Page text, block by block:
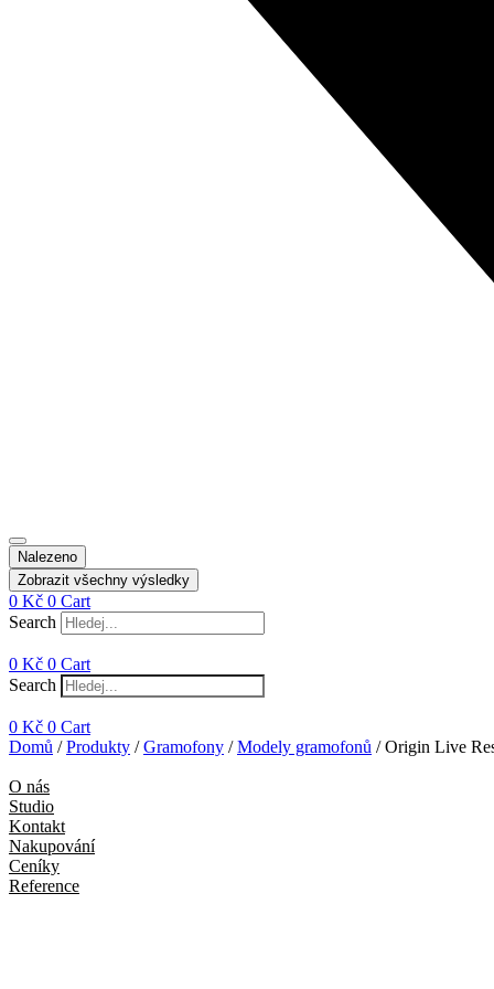
Nalezeno
Zobrazit všechny výsledky
0 Kč 0 Cart
Search
0 Kč 0 Cart
Search
0 Kč 0 Cart
Domů /Produkty /Gramofony /Modely gramofonů / Origin Live
O nás
Studio
Kontakt
Nakupování
Ceníky
Reference